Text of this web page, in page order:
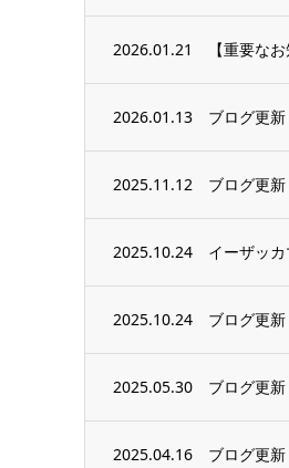
2026.01.21 【重要な
2026.01.13 ブログ更
2025.11.12 ブログ更
2025.10.24 イーザッ
2025.10.24 ブログ更
2025.05.30 ブログ更
2025.04.16 ブログ更